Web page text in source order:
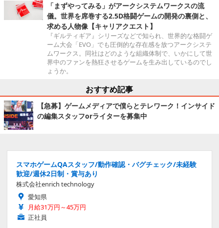
「まずやってみる」がアークシステムワークスの流
儀。世界を席巻する2.5D格闘ゲームの開発の裏側と、
求める人物像【キャリアクエスト】
『ギルティギア』シリーズなどで知られ、世界的な格闘ゲ
ーム大会「EVO」でも圧倒的な存在感を放つアークシステ
ムワークス。同社はどのような組織体制で、いかにして世
界中のファンを熱狂させるゲームを生み出しているのでし
ょうか。
おすすめ記事
【急募】ゲームメディアで僕らとテレワーク！インサイド
の編集スタッフorライターを募集中
スマホゲームQAスタッフ/動作確認・バグチェック/未経験
歓迎/週休2日制・賞与あり
株式会社enrich technology
愛知県
月給31万円～45万円
正社員